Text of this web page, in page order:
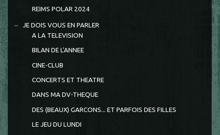
REIMS POLAR 2024
JE DOIS VOUS EN PARLER
A LA TELEVISION
BILAN DE L'ANNEE
CINE-CLUB
CONCERTS ET THEATRE
DANS MA DV-THEQUE
DES (BEAUX) GARCONS... ET PARFOIS DES FILLES
LE JEU DU LUNDI